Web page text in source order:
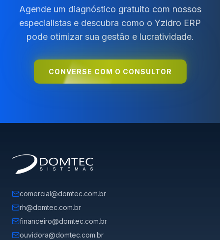
Agende um diagnóstico gratuito com nossos
especialistas e descubra como o Yzidro ERP
pode otimizar sua gestão e lucratividade.
CONVERSE COM O CONSULTOR
comercial@domtec.com.br
rh@domtec.com.br
financeiro@domtec.com.br
ouvidora@domtec.com.br